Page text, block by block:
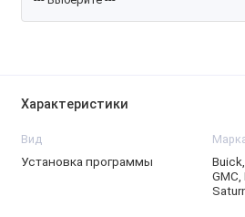
Характеристики
Вид
Установка программы